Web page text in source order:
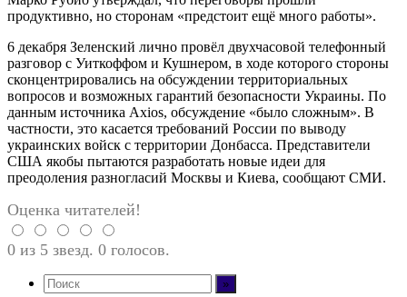
продуктивно, но сторонам «предстоит ещё много работы».
6 декабря Зеленский лично провёл двухчасовой телефонный
разговор с Уиткоффом и Кушнером, в ходе которого стороны
сконцентрировались на обсуждении территориальных
вопросов и возможных гарантий безопасности Украины. По
данным источника Axios, обсуждение «было сложным». В
частности, это касается требований России по выводу
украинских войск с территории Донбасса. Представители
США якобы пытаются разработать новые идеи для
преодоления разногласий Москвы и Киева, сообщают СМИ.
Оценка читателей!
0 из 5 звезд. 0 голосов.